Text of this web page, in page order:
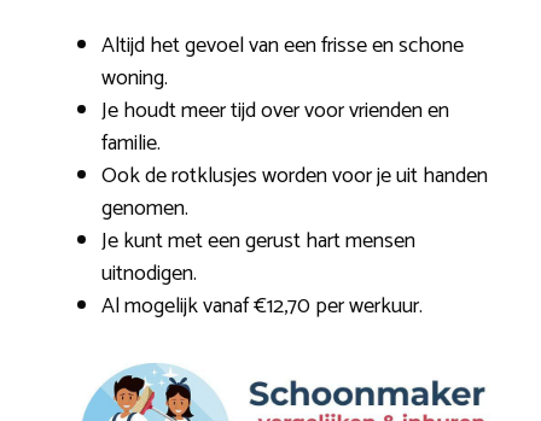
Altijd het gevoel van een frisse en schone
woning.
Je houdt meer tijd over voor vrienden en
familie.
Ook de rotklusjes worden voor je uit handen
genomen.
Je kunt met een gerust hart mensen
uitnodigen.
Al mogelijk vanaf €12,70 per werkuur.